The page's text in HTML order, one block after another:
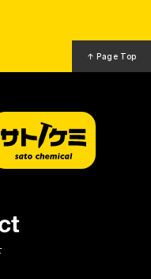
↑ Page Top